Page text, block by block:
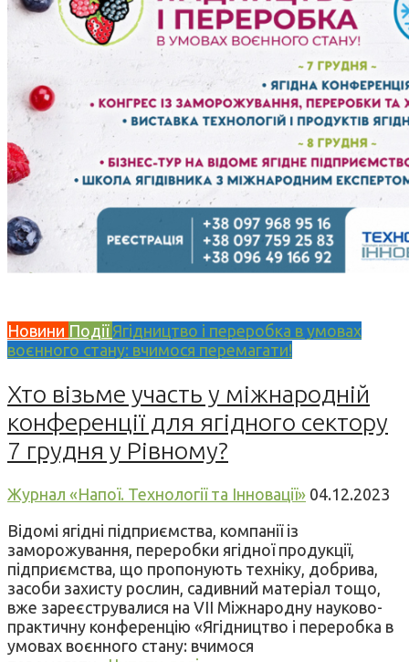
Новини Події Ягідництво і переробка в умовах
воєнного стану: вчимося перемагати!
Хто візьме участь у міжнародній
конференції для ягідного сектору
7 грудня у Рівному?
Журнал «Напої. Технології та Інновації» 04.12.2023
Відомі ягідні підприємства, компанії із
заморожування, переробки ягідної продукції,
підприємства, що пропонують техніку, добрива,
засоби захисту рослин, садивний матеріал тощо,
вже зареєструвалися на VII Міжнародну науково-
практичну конференцію «Ягідництво і переробка в
умовах воєнного стану: вчимося